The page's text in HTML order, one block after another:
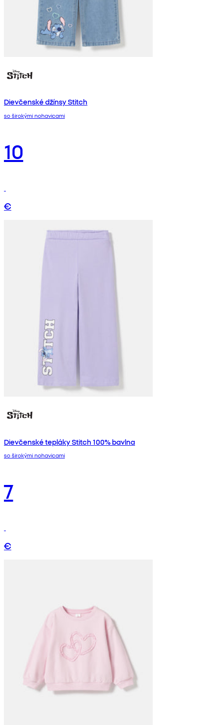
Dievčenské džínsy Stitch
so širokými nohavicami
10
€
Dievčenské tepláky Stitch 100% bavlna
so širokými nohavicami
7
€